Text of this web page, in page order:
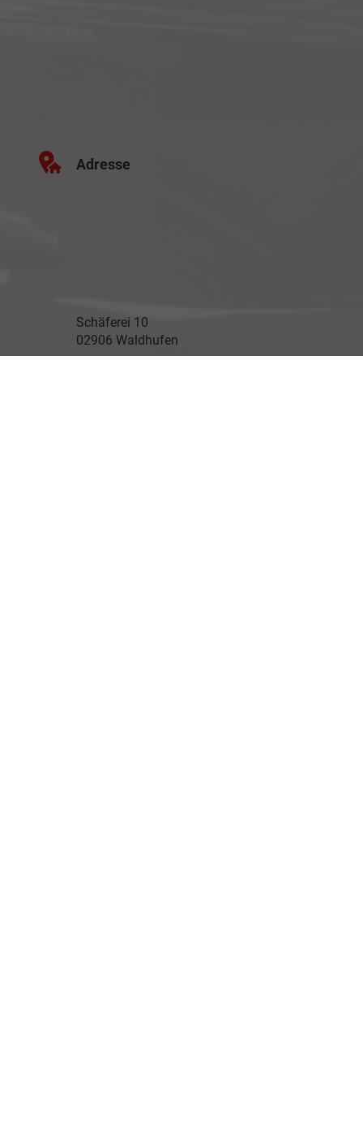
Adresse
Schäferei 10
02906 Waldhufen